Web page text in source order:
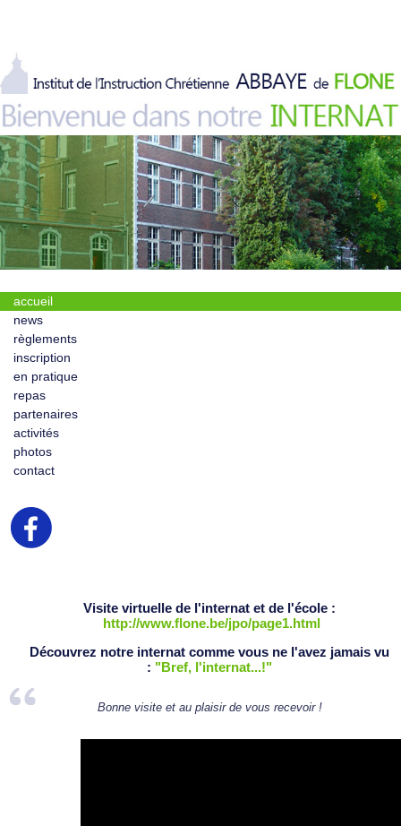
accueil
news
règlements
inscription
en pratique
repas
partenaires
activités
photos
contact
Visite virtuelle de l'internat et de l'école :
http://www.flone.be/jpo/page1.html
Découvrez notre internat comme vous ne l'avez jamais vu
: "Bref, l'internat...!"
Bonne visite et au plaisir de vous recevoir !